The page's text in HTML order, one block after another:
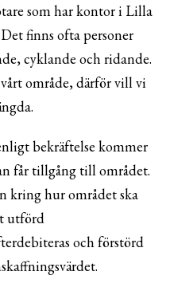
som har kontor i Lilla
finns ofta personer
cyklande och ridande.
område, därför vill vi
bekräftelse kommer
får tillgång till området.
kring hur området ska
utförd
och förstörd